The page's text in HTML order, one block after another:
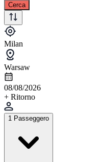
Cerca
Milan
Warsaw
08/08/2026
+ Ritorno
1 Passeggero